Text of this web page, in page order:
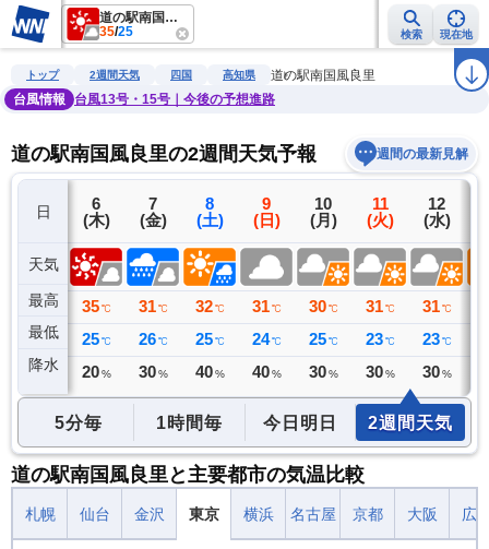
道の駅南国風良里
35/25 検索 現在地
雨雲レーダー 台風情報 地震情報 警報・注意報 ラ
トップ 2週間天気 四国 高知県
道の駅南国風良里
台風情報
台風13号・15号｜今後の予想進路
道の駅南国風良里の2週間天気予報 週間の最新見解
日
天気
最高
最低
降水
5
(水)
33 ℃
24 ℃
0 ミリ
6
(木)
35 ℃
25 ℃
20 %
7
(金)
31 ℃
26 ℃
30 %
8
(土)
32 ℃
25 ℃
40 %
9
(日)
31 ℃
24 ℃
40 %
10
(月)
30 ℃
25 ℃
30 %
11
(火)
31 ℃
23 ℃
30 %
12
(水)
31 ℃
23 ℃
30 %
5分毎 1時間毎 今日明日 2週間天気
道の駅南国風良里と主要都市の気温比較
札幌 仙台 金沢 東京 横浜 名古屋 京都 大阪 広